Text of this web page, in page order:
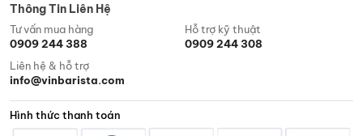
cách.
Tạo ra trải nghiệm cà phê thú vị:Việc tự tay xay
cà phê hạt và pha chế một ly cà phê nóng hổi sẽ
mang đến cho bạn trải nghiệm cà phê thú vị và
đáng nhớ.
Thông Tin Liên Hệ
Tư vấn mua hàng
0909 244 388
Hỗ trợ kỹ thuật
0909 244 308
Liên hệ & hỗ trợ
info@vinbarista.com
Hình thức thanh toán